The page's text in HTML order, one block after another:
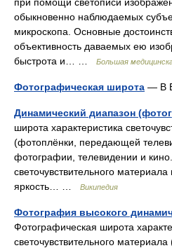
обыкновенно наблюдаемых
микроскопа. Основные
объективность даваемых ею
быстрота и… …
Большая
Фотографическая широта — В
Динамический диапазон
широта характеристика
(фотоплёнки, передающей
фотографии, телевидении и
светочувствительного
яркость… …
Википедия
Фотография высокого
Фотографическая широта
светочувствительного